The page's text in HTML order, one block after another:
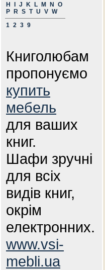
H
J K L M N
O
P
R S T U V W
1 2 3 9
Книголюбам
пропонуємо
купить
мебель
для ваших
книг.
Шафи зручні
для всіх
видів книг,
окрім
електронних.
www.vsi-
mebli.ua